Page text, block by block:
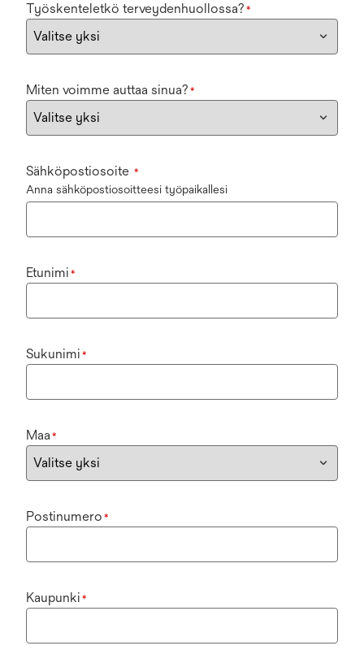
Työskenteletkö terveydenhuollossa? *
Miten voimme auttaa sinua? *
Sähköpostiosoite *
Anna sähköpostiosoitteesi työpaikallesi
Etunimi *
Sukunimi *
Maa *
Postinumero *
Kaupunki *